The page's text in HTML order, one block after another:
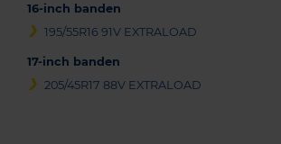
16-inch banden
195/55R16 91V EXTRALOAD
17-inch banden
205/45R17 88V EXTRALOAD